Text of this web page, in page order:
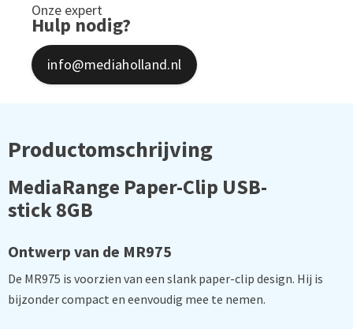
Onze expert
Hulp nodig?
info@mediaholland.nl
Productomschrijving
MediaRange Paper-Clip USB-
stick 8GB
Ontwerp van de MR975
De MR975 is voorzien van een slank paper-clip design. Hij is
bijzonder compact en eenvoudig mee te nemen.